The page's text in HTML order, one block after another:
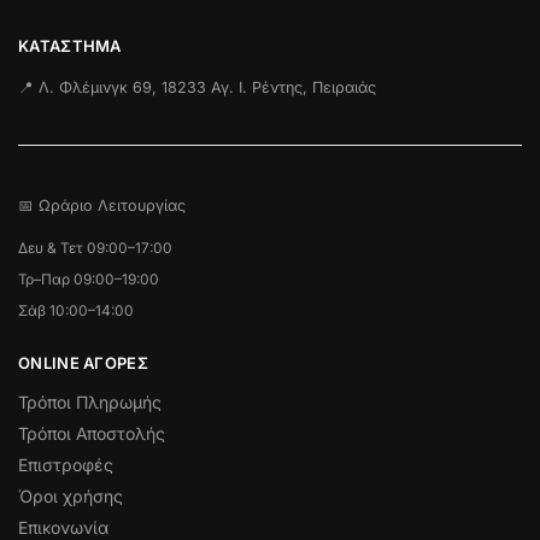
ΚΑΤΆΣΤΗΜΑ
📍 Λ. Φλέμινγκ 69, 18233 Αγ. Ι. Ρέντης, Πειραιάς
📅 Ωράριο Λειτουργίας
Δευ & Τετ 09:00–17:00
Τρ–Παρ 09:00–19:00
Σάβ 10:00–14:00
ONLINE ΑΓΟΡΕΣ
Τρόποι Πληρωμής
Τρόποι Αποστολής
Επιστροφές
Όροι χρήσης
Επικονωνία